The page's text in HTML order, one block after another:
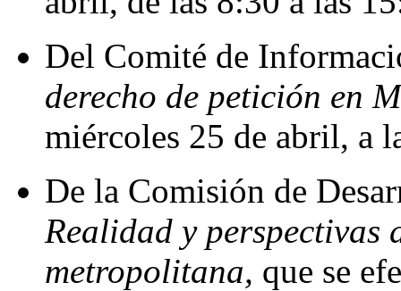
Del Comité de
derecho de petición en
miércoles 25 de abril, a
De la Comisión de
Realidad y perspectivas
metropolitana, que se